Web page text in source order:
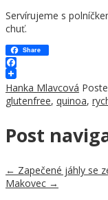
Servírujeme s
chuť.
Share
Facebook
Hanka Mlavcová
glutenfree, quinoa,
Post
← Zapečené jáhly se
Makovec →